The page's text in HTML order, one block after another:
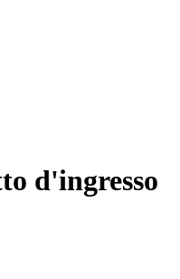
d'ingresso